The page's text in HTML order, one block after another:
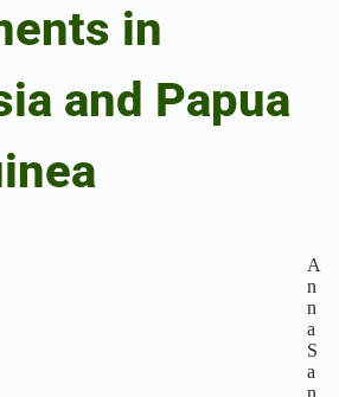
in
and Papua
A
n
n
a
S
a